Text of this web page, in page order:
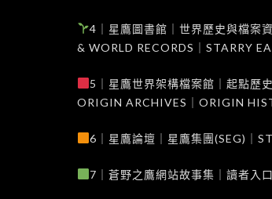
4｜星鷹圖書館｜世界歷史與檔案
& WORLD RECORDS｜STARRY
5｜星鷹世界架構檔案館｜起點歷
ORIGIN ARCHIVES｜ORIGIN
6｜星鷹論壇｜星鷹集團(SEG)｜
7｜蒼野之鷹網站故事集｜讀者入